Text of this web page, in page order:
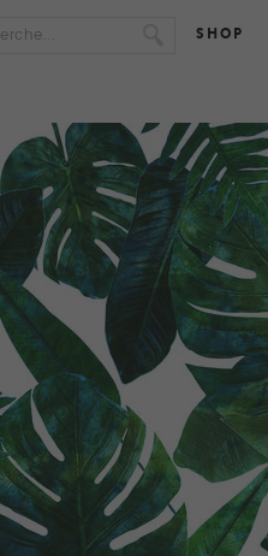
SHOP